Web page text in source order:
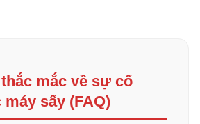
mắc về sự cố
sấy (FAQ)